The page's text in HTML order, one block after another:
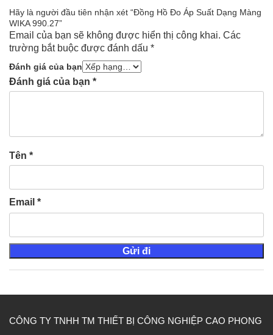
Hãy là người đầu tiên nhận xét “Đồng Hồ Đo Áp Suất Dạng Màng
WIKA 990.27”
Email của bạn sẽ không được hiển thị công khai. Các
trường bắt buộc được đánh dấu *
Đánh giá của bạn
Đánh giá của bạn *
Tên *
Email *
CÔNG TY TNHH TM THIẾT BỊ CÔNG NGHIỆP CAO PHONG